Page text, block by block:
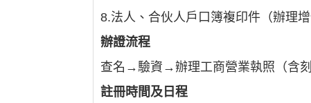
8.法人、合伙人戶口簿複印件（辦理增
辦證流程
查名→驗資→辦理工商營業執照（含
註冊時間及日程